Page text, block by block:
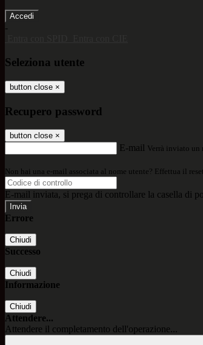
-
Seleziona utente
button close ×
Recupero password
button close ×
E-mail Verrà inviato un
Non hai una e-mail associata al nome utente? Effettua il
E-mail inviata, si prega di controllare la casella di
Errore
Chiudi
Successo
Chiudi
Informazione
Chiudi
Attendere...
Attendere il completamento dell'operazione...